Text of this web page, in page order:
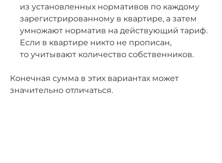
из установленных нормативов по каждому
зарегистрированному в квартире, а затем
умножают норматив на действующий тариф.
Если в квартире никто не прописан,
то учитывают количество собственников.
Конечная сумма в этих вариантах может
значительно отличаться.